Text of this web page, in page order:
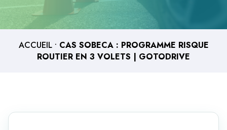
ACCUEIL• CAS SOBECA : PROGRAMME RISQUE
ROUTIER EN 3 VOLETS | GOTODRIVE